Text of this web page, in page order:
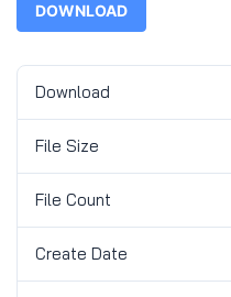
DOWNLOAD
Download
File Size
File Count
Create Date